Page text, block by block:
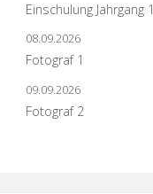
Einschulung Jahrgang 1
08.09.2026
Fotograf 1
09.09.2026
Fotograf 2